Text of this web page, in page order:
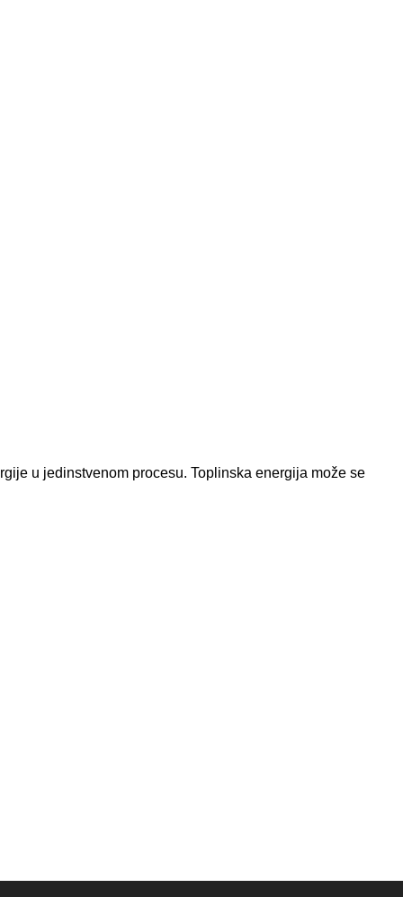
u jedinstvenom procesu. Toplinska energija može se